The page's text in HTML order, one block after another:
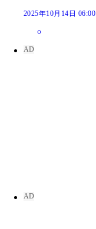
2025年10月14日 06:00